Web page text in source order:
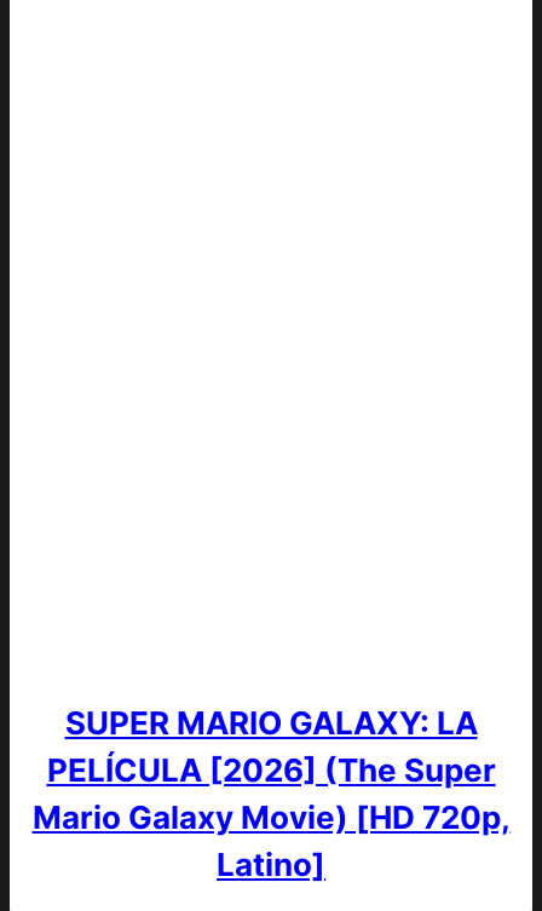
SUPER MARIO GALAXY: LA
PELÍCULA [2026] (The Super
Mario Galaxy Movie) [HD 720p,
Latino]